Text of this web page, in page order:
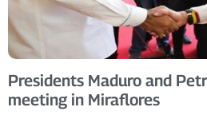
Presidents Maduro and
meeting in Miraflores